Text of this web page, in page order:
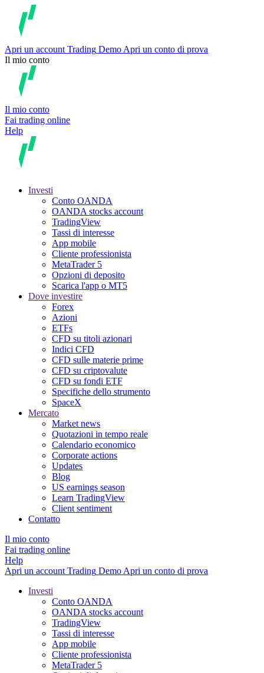
Apri un account Trading Demo Apri un conto di prova
Il mio conto
Il mio conto
Fai trading online
Help
Investi
Conto OANDA
OANDA stocks account
TradingView
Tassi di interesse
App mobile
Cliente professionista
MetaTrader 5
Opzioni di deposito
Scarica l'app o MT5
Dove investire
Forex
Azioni
ETFs
CFD su titoli azionari
Indici CFD
CFD sulle materie prime
CFD su criptovalute
CFD su fondi ETF
Specifiche dello strumento
SpaceX
Mercato
Market news
Quotazioni in tempo reale
Calendario economico
Corporate actions
Updates
Blog
US earnings season
Learn TradingView
Client sentiment
Contatto
Il mio conto
Fai trading online
Help
Apri un account Trading Demo Apri un conto di prova
Investi
Conto OANDA
OANDA stocks account
TradingView
Tassi di interesse
App mobile
Cliente professionista
MetaTrader 5